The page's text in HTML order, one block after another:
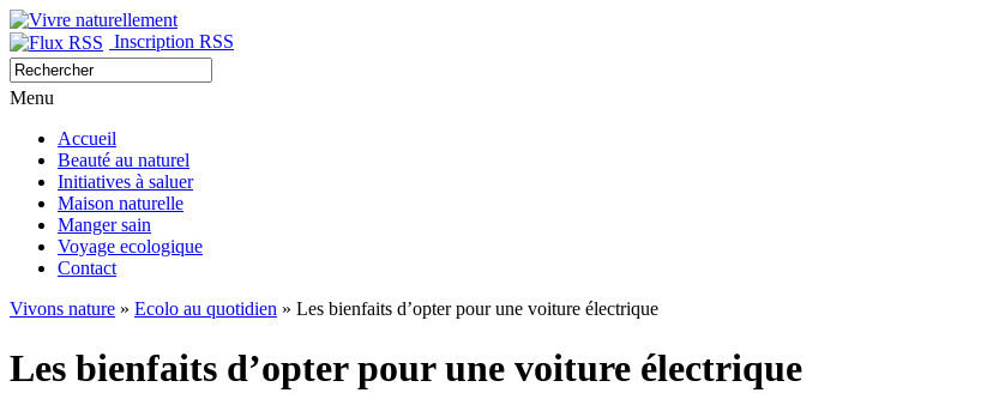
Inscription RSS
Menu
Accueil
Beauté au naturel
Initiatives à saluer
Maison naturelle
Manger sain
Voyage ecologique
Contact
Vivons nature » Ecolo au quotidien » Les bienfaits d’opter pour une voiture électrique
Les bienfaits d’opter pour une voiture électrique